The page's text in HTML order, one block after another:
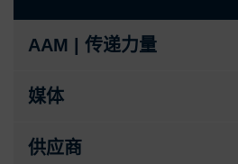
AAM | 传递力量
媒体
供应商